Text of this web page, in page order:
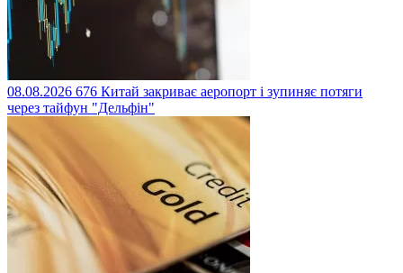
08.08.2026 676 Китай закриває аеропорт і зупиняє потяги
через тайфун "Дельфін"